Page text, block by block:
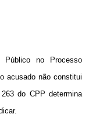
no Processo
acusado não constitui
do CPP determina